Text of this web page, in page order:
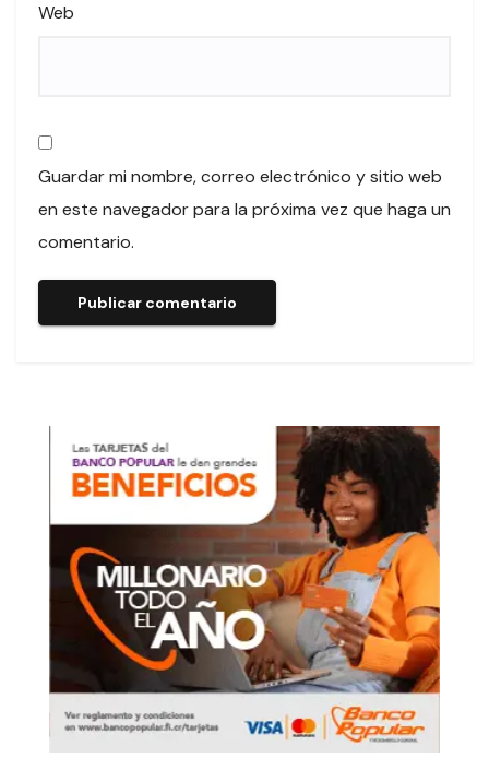
Web
Guardar mi nombre, correo electrónico y sitio web
en este navegador para la próxima vez que haga un
comentario.